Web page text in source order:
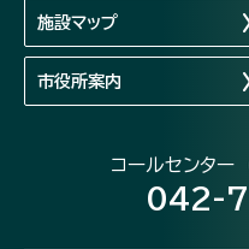
施設マップ
市役所案内
コールセンター
042-